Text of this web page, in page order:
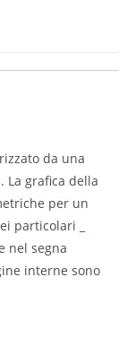
da una
grafica della
per un
particolari _
nel segna
interne sono